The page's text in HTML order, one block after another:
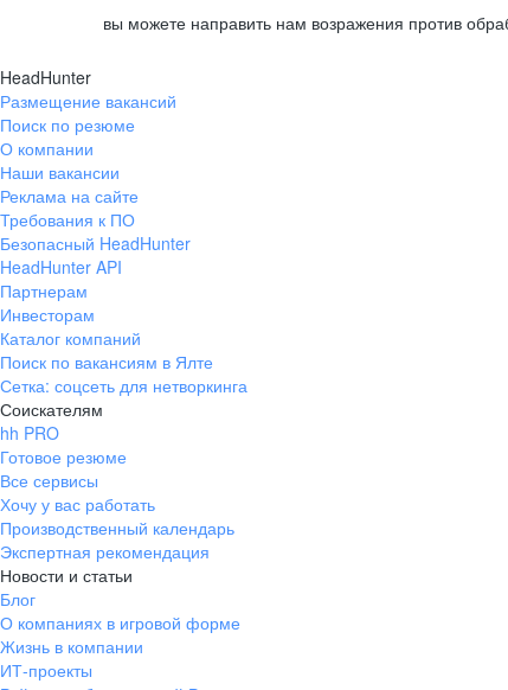
вы можете направить нам возражения против
HeadHunter
Размещение вакансий
Поиск по резюме
О компании
Наши вакансии
Реклама на сайте
Требования к ПО
Безопасный HeadHunter
HeadHunter API
Партнерам
Инвесторам
Каталог компаний
Поиск по вакансиям в Ялте
Сетка: соцсеть для нетворкинга
Соискателям
hh PRO
Готовое резюме
Все сервисы
Хочу у вас работать
Производственный календарь
Экспертная рекомендация
Новости и статьи
Блог
О компаниях в игровой форме
Жизнь в компании
ИТ-проекты